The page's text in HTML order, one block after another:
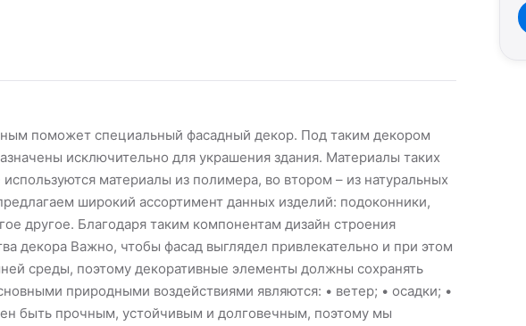
поможет специальный фасадный декор. Под таким декором
исключительно для украшения здания. Материалы таких
материалы из полимера, во втором – из натуральных
широкий ассортимент данных изделий: подоконники,
другое. Благодаря таким компонентам дизайн строения
декора Важно, чтобы фасад выглядел привлекательно и при этом
среды, поэтому декоративные элементы должны сохранять
природными воздействиями являются: • ветер; • осадки; •
быть прочным, устойчивым и долговечным, поэтому мы